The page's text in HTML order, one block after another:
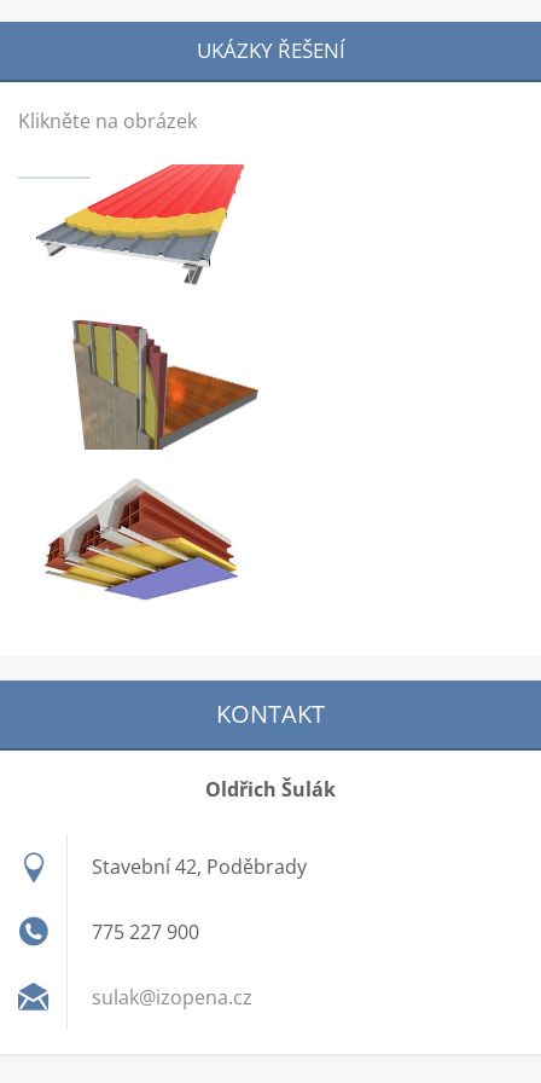
UKÁZKY ŘEŠENÍ
Klikněte na obrázek
KONTAKT
Oldřich Šulák
Stavební 42, Poděbrady
775 227 900
sulak@izopena.cz